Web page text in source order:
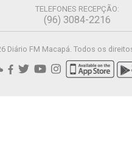
TELEFONES RECEPÇÃO:
(96) 3084-2216
Diário FM Macapá. Todos os